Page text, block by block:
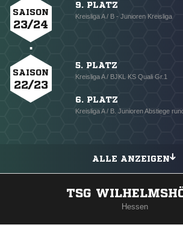
SAISON
23/24
9. PLATZ
Kreisliga A / B - Junioren Kreisliga
SAISON
22/23
5. PLATZ
Kreisliga A / BJKL KS Quali Gr.1
6. PLATZ
Kreisliga A / B. Junioren Abstiege
ALLE ANZEIGEN
TSG
Hessen